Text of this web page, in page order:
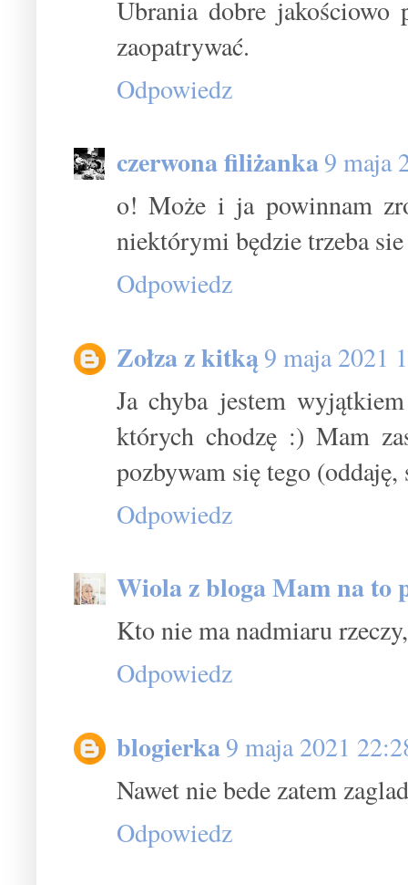
Ubrania dobre
zaopatrywać.
Odpowiedz
czerwona filiżanka9 maja
o! Może i ja powinnam
niektórymi będzie trzeba
Odpowiedz
Zołza z kitką9 maja 2021
Ja chyba jestem
których chodzę :) Mam
pozbywam się tego
Odpowiedz
Wiola z bloga Mam na to
Kto nie ma nadmiaru
Odpowiedz
blogierka9 maja 2021
Nawet nie bede zatem
Odpowiedz